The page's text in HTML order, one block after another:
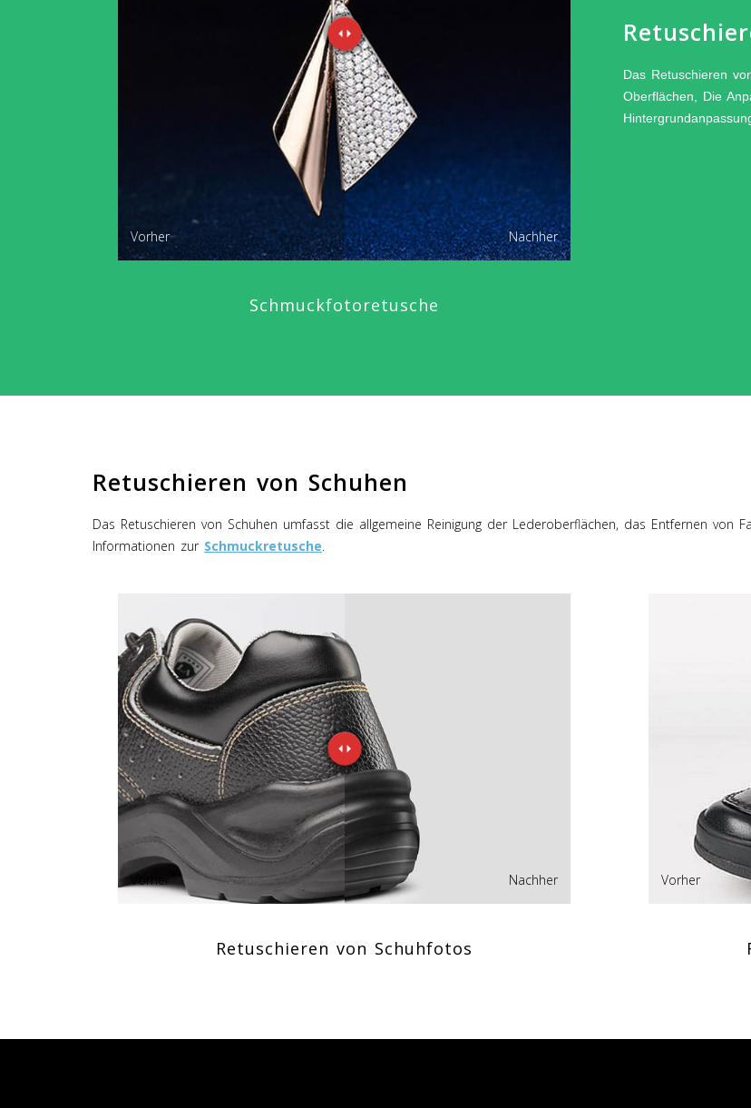
Nachher
Vorher
Schmuckfotoretusche
Das Retuschieren
Oberflächen, Die
Retuschieren von Schuhen
Das Retuschieren von Schuhen umfasst die allgemeine Reinigung der Lederoberflächen, das Entfernen von
Informationen zur Schmuckretusche
Nachher
Vorher
Retuschieren von Schuhfotos
Vorher